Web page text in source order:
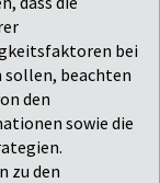
bei
beachten
den
sowie die
zu den